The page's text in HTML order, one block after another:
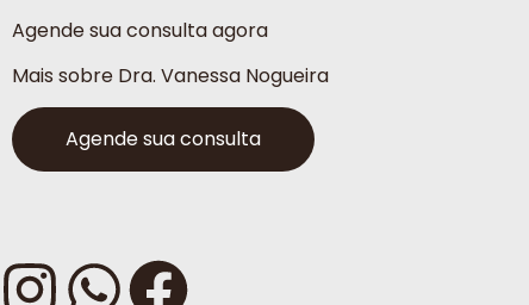
Agende sua consulta agora
Mais sobre Dra. Vanessa Nogueira
Agende sua consulta